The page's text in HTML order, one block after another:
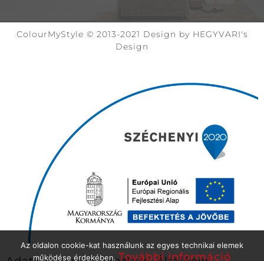
ColourMyStyle © 2013-2021 Design by HEGYVARI's
Design
Az oldalon cookie-kat használunk az egyes technikai elemek
működése érdekében.További információ